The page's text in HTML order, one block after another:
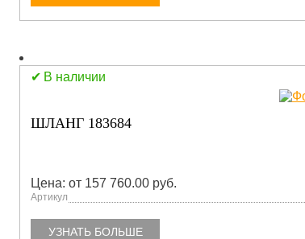
В наличии
ШЛАНГ 183684
Цена: от 157 760.00 руб.
Артикул
УЗНАТЬ БОЛЬШЕ